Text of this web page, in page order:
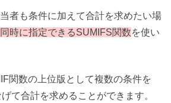
者も条件に加えて合計を求めたい場
時に指定できるSUMIFS関数を使い
関数の上位版として複数の条件を
て合計を求めることができます。